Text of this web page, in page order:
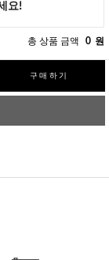
총 상품 금액 0 원
구매하기